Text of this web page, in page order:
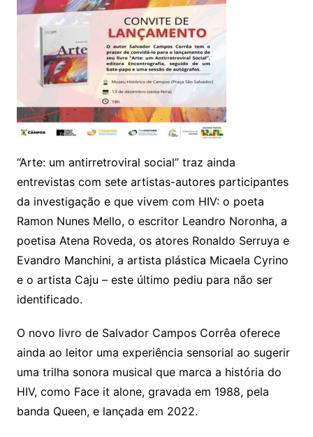
“Arte: um antirretroviral social” traz ainda
entrevistas com sete artistas-autores participantes
da investigação e que vivem com HIV: o poeta
Ramon Nunes Mello, o escritor Leandro Noronha, a
poetisa Atena Roveda, os atores Ronaldo Serruya e
Evandro Manchini, a artista plástica Micaela Cyrino
e o artista Caju – este último pediu para não ser
identificado.
O novo livro de Salvador Campos Corrêa oferece
ainda ao leitor uma experiência sensorial ao sugerir
uma trilha sonora musical que marca a história do
HIV, como Face it alone, gravada em 1988, pela
banda Queen, e lançada em 2022.